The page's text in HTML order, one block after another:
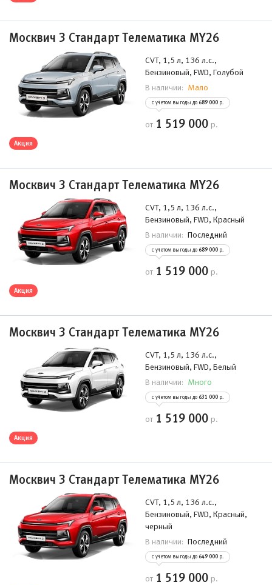
Москвич 3 Стандарт Телематика MY26
CVT, 1,5 л, 136 л.с.,
Бензиновый, FWD, Голубой
В наличии: Мало
с учетом выгоды до 689 000 р.
от 1 519 000 р.
Акция
Москвич 3 Стандарт Телематика MY26
CVT, 1,5 л, 136 л.с.,
Бензиновый, FWD, Красный
В наличии: Последний
с учетом выгоды до 689 000 р.
от 1 519 000 р.
Акция
Москвич 3 Стандарт Телематика MY26
CVT, 1,5 л, 136 л.с.,
Бензиновый, FWD, Белый
В наличии: Много
с учетом выгоды до 631 000 р.
от 1 519 000 р.
Акция
Москвич 3 Стандарт Телематика MY26
CVT, 1,5 л, 136 л.с.,
Бензиновый, FWD, Красный,
черный
В наличии: Последний
с учетом выгоды до 649 000 р.
от 1 519 000 р.